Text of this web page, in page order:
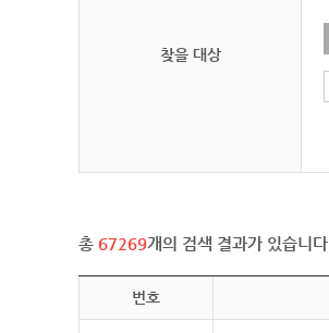
찾을 대상
총 67269개의 검색 결과가 있습니다.
번호